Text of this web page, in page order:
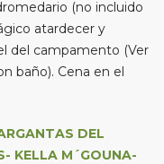
(no incluido
atardecer y
del campamento (Ver
baño). Cena en el
DEL
KELLA M´GOUNA-